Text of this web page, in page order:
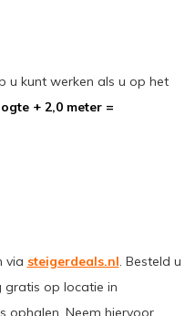
kunt werken als u op het
+ 2,0 meter =
via steigerdeals.nl. Besteld u
gratis op locatie in
ophalen. Neem hiervoor